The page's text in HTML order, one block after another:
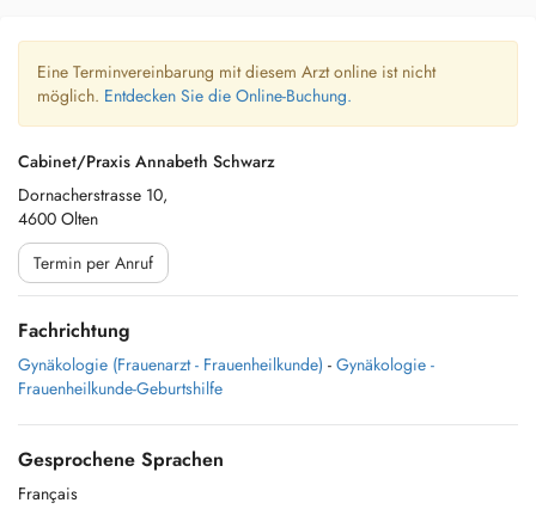
Eine Terminvereinbarung mit diesem Arzt online ist nicht
möglich. Entdecken Sie die Online-Buchung.
Cabinet/Praxis Annabeth Schwarz
Dornacherstrasse 10,
4600 Olten
Termin per Anruf
Fachrichtung
Gynäkologie (Frauenarzt - Frauenheilkunde) - Gynäkologie -
Frauenheilkunde-Geburtshilfe
Gesprochene Sprachen
Français